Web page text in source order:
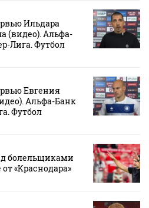
Ильдара
(видео). Альфа-
Лига. Футбол
Евгения
Альфа-Банк
Футбол
болельщиками
«Краснодара»